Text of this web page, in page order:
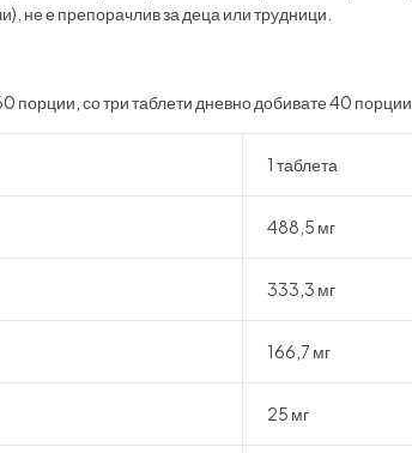
не е препорачлив за деца или трудници.
порции, со три таблети дневно добивате 40 порции.
1 таблета
488,5 мг
333,3 мг
166,7 мг
25 мг